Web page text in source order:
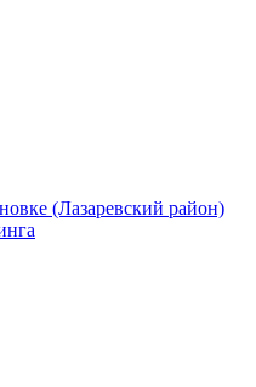
(Лазаревский район)